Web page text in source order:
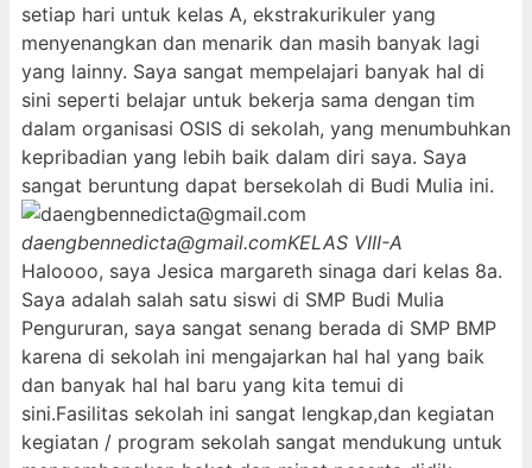
setiap hari untuk kelas A, ekstrakurikuler yang
menyenangkan dan menarik dan masih banyak lagi
yang lainny. Saya sangat mempelajari banyak hal di
sini seperti belajar untuk bekerja sama dengan tim
dalam organisasi OSIS di sekolah, yang menumbuhkan
kepribadian yang lebih baik dalam diri saya. Saya
sangat beruntung dapat bersekolah di Budi Mulia ini.
daengbennedicta@gmail.comKELAS VIII-A
Haloooo, saya Jesica margareth sinaga dari kelas 8a.
Saya adalah salah satu siswi di SMP Budi Mulia
Pengururan, saya sangat senang berada di SMP BMP
karena di sekolah ini mengajarkan hal hal yang baik
dan banyak hal hal baru yang kita temui di
sini.Fasilitas sekolah ini sangat lengkap,dan kegiatan
kegiatan / program sekolah sangat mendukung untuk